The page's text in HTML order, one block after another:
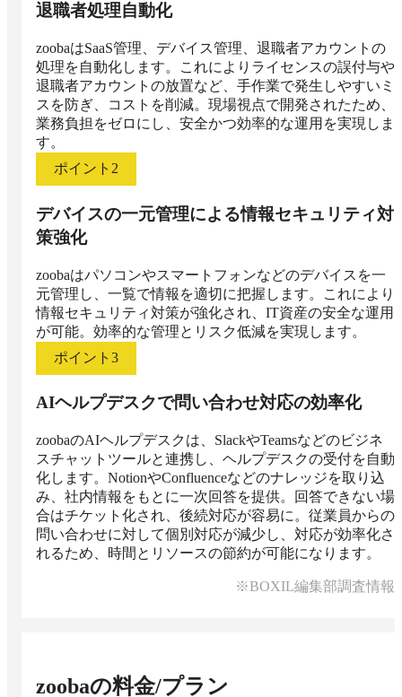
退職者処理自動化
zoobaはSaaS管理、デバイス管理、退職者アカウントの
処理を自動化します。これによりライセンスの誤付与や
退職者アカウントの放置など、手作業で発生しやすいミ
スを防ぎ、コストを削減。現場視点で開発されたため、
業務負担をゼロにし、安全かつ効率的な運用を実現しま
す。
ポイント 2
デバイスの一元管理による情報セキュリティ対
策強化
zoobaはパソコンやスマートフォンなどのデバイスを一
元管理し、一覧で情報を適切に把握します。これにより
情報セキュリティ対策が強化され、IT資産の安全な運用
が可能。効率的な管理とリスク低減を実現します。
ポイント 3
AIヘルプデスクで問い合わせ対応の効率化
zoobaのAIヘルプデスクは、SlackやTeamsなどのビジネ
スチャットツールと連携し、ヘルプデスクの受付を自動
化します。NotionやConfluenceなどのナレッジを取り込
み、社内情報をもとに一次回答を提供。回答できない場
合はチケット化され、後続対応が容易に。従業員からの
問い合わせに対して個別対応が減少し、対応が効率化さ
れるため、時間とリソースの節約が可能になります。
※BOXIL編集部調査情報
zoobaの料金/プラン